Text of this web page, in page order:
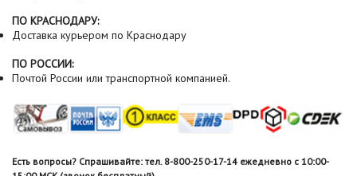
ПО КРАСНОДАРУ:
Доставка курьером по Краснодару
ПО РОССИИ:
Почтой России или транспортной компанией.
Есть вопросы? Спрашивайте: тел. 8-800-250-17-14 ежедневно с 10:00-